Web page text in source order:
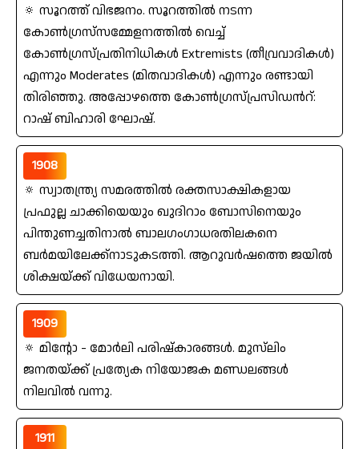
🔅 സൂറത്ത്‌ വിഭജനം. സൂറത്തില്‍ നടന്ന
കോണ്‍ഗ്രസ്‌സമ്മേളനത്തില്‍ വെച്ച്‌
കോണ്‍ഗ്രസ്‌പ്രതിനിധികൾ Extremists (തീവ്രവാദികൾ)
എന്നും Moderates (മിതവാദികൾ) എന്നും രണ്ടായി
തിരിഞ്ഞു. അപ്പോഴത്തെ കോണ്‍ഗ്രസ്‌പ്രസിഡന്‍റ്‌:
റാഷ്‌ ബിഹാരി ഘോഷ്‌.
1908
🔅 സ്വാതന്ത്ര്യ സമരത്തില്‍ രക്തസാക്ഷികളായ
പ്രഫുല്ല ചാക്കിയെയും ഖുദിറാം ബോസിനെയും
പിന്തുണച്ചതിനാല്‍ ബാലഗംഗാധരതിലകനെ
ബര്‍മയിലേക്ക്‌നാടുകടത്തി. ആറുവര്‍ഷത്തെ ജയില്‍
ശിക്ഷയ്ക്ക്‌ വിധേയനായി.
1909
🔅 മിന്റോ - മോര്‍ലി പരിഷ്‌കാരങ്ങൾ. മുസ്‌ലിം
ജനതയ്ക്ക്‌ പ്രത്യേക നിയോജക മണ്ഡലങ്ങൾ
നിലവില്‍ വന്നു.
1911